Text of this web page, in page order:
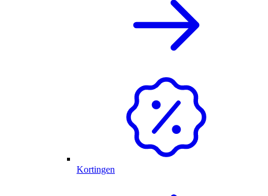
Kortingen